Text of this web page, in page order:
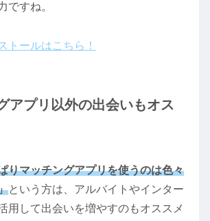
ですね。
トールはこちら！
アプリ以外の出会いもオス
りマッチングアプリを使うのは色々
という方は、アルバイトやインター
用して出会いを増やすのもオススメ